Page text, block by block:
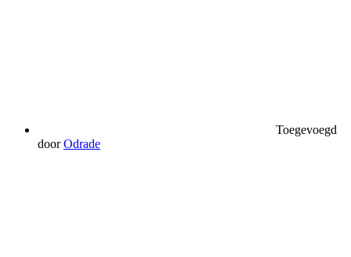
Toegevoegd
door Odrade